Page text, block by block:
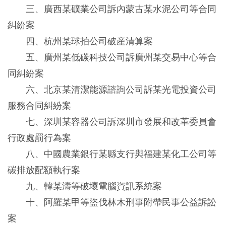
三、廣西某礦業公司訴內蒙古某水泥公司等合同
糾紛案
四、杭州某球拍公司破産清算案
五、廣州某低碳科技公司訴廣州某交易中心等合
同糾紛案
六、北京某清潔能源諮詢公司訴某光電投資公司
服務合同糾紛案
七、深圳某容器公司訴深圳市發展和改革委員會
行政處罰行為案
八、中國農業銀行某縣支行與福建某化工公司等
碳排放配額執行案
九、韓某濤等破壞電腦資訊系統案
十、阿羅某甲等盜伐林木刑事附帶民事公益訴訟
案